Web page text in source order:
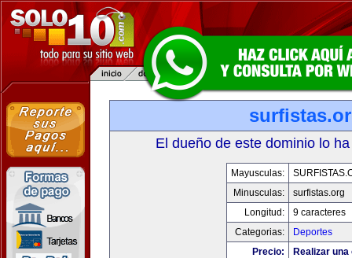
El dueño de este dominio lo
Mayusculas:
Minusculas:
surfistas.org
Longitud:
9 caracteres
Categorias:
Deportes
Precio:
Realizar